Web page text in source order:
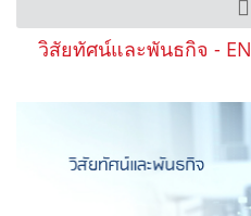
Product
Service
News
วิสัยทัศน์และพันธกิจ - EN